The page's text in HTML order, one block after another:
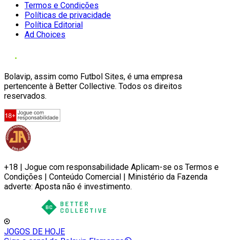
Termos e Condições
Políticas de privacidade
Política Editorial
Ad Choices
Bolavip, assim como Futbol Sites, é uma empresa
pertencente à Better Collective. Todos os direitos
reservados.
+18 | Jogue com responsabilidade Aplicam-se os Termos e
Condições | Conteúdo Comercial | Ministério da Fazenda
adverte: Aposta não é investimento.
JOGOS DE HOJE